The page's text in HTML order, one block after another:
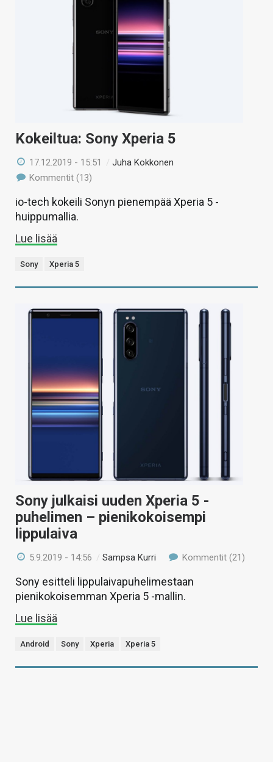
Kokeiltua: Sony Xperia 5
17.12.2019 - 15:51 /Juha Kokkonen
Kommentit (13)
io-tech kokeili Sonyn pienempää Xperia 5 -
huippumallia.
Lue lisää
Sony Xperia 5
Sony julkaisi uuden Xperia 5 -
puhelimen – pienikokoisempi
lippulaiva
5.9.2019 - 14:56 /Sampsa Kurri Kommentit (21)
Sony esitteli lippulaivapuhelimestaan
pienikokoisemman Xperia 5 -mallin.
Lue lisää
Android Sony Xperia Xperia 5